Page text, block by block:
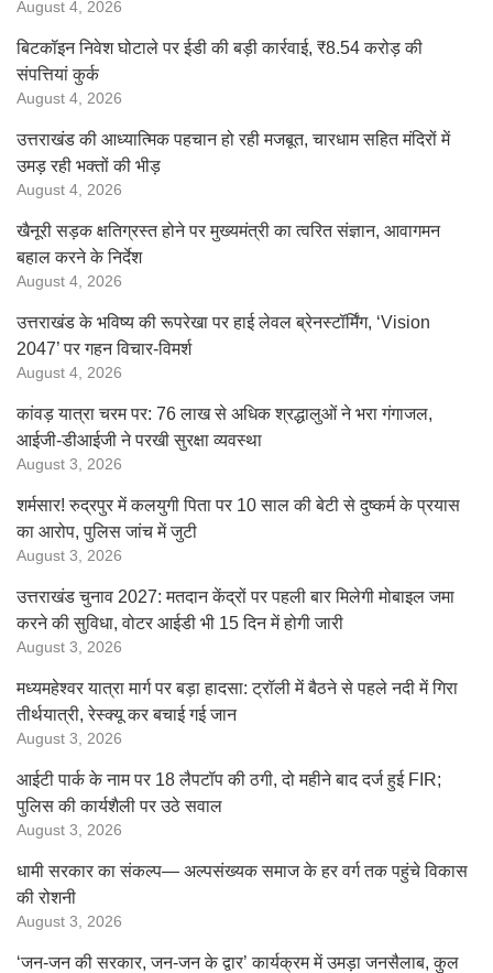
August 4, 2026
बिटकॉइन निवेश घोटाले पर ईडी की बड़ी कार्रवाई, ₹8.54 करोड़ की
संपत्तियां कुर्क
August 4, 2026
उत्तराखंड की आध्यात्मिक पहचान हो रही मजबूत, चारधाम सहित मंदिरों में
उमड़ रही भक्तों की भीड़
August 4, 2026
खैनूरी सड़क क्षतिग्रस्त होने पर मुख्यमंत्री का त्वरित संज्ञान, आवागमन
बहाल करने के निर्देश
August 4, 2026
उत्तराखंड के भविष्य की रूपरेखा पर हाई लेवल ब्रेनस्टॉर्मिंग, ‘Vision
2047’ पर गहन विचार-विमर्श
August 4, 2026
कांवड़ यात्रा चरम पर: 76 लाख से अधिक श्रद्धालुओं ने भरा गंगाजल,
आईजी-डीआईजी ने परखी सुरक्षा व्यवस्था
August 3, 2026
शर्मसार! रुद्रपुर में कलयुगी पिता पर 10 साल की बेटी से दुष्कर्म के प्रयास
का आरोप, पुलिस जांच में जुटी
August 3, 2026
उत्तराखंड चुनाव 2027: मतदान केंद्रों पर पहली बार मिलेगी मोबाइल जमा
करने की सुविधा, वोटर आईडी भी 15 दिन में होगी जारी
August 3, 2026
मध्यमहेश्वर यात्रा मार्ग पर बड़ा हादसा: ट्रॉली में बैठने से पहले नदी में गिरा
तीर्थयात्री, रेस्क्यू कर बचाई गई जान
August 3, 2026
आईटी पार्क के नाम पर 18 लैपटॉप की ठगी, दो महीने बाद दर्ज हुई FIR;
पुलिस की कार्यशैली पर उठे सवाल
August 3, 2026
धामी सरकार का संकल्प— अल्पसंख्यक समाज के हर वर्ग तक पहुंचे विकास
की रोशनी
August 3, 2026
‘जन-जन की सरकार, जन-जन के द्वार’ कार्यक्रम में उमड़ा जनसैलाब, कुल